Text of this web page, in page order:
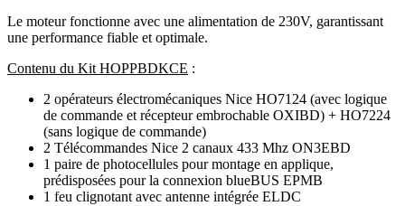
Le moteur fonctionne avec une alimentation de 230V, garantissant
une performance fiable et optimale.
Contenu du Kit HOPPBDKCE :
2 opérateurs électromécaniques Nice HO7124 (avec logique
de commande et récepteur embrochable OXIBD) + HO7224
(sans logique de commande)
2 Télécommandes Nice 2 canaux 433 Mhz ON3EBD
1 paire de photocellules pour montage en applique,
prédisposées pour la connexion blueBUS EPMB
1 feu clignotant avec antenne intégrée ELDC